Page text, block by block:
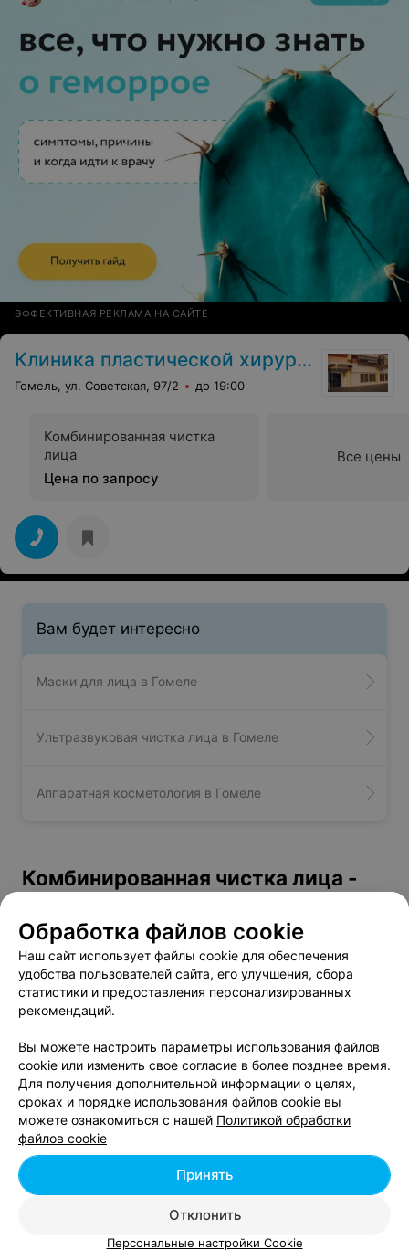
ЭФФЕКТИВНАЯ РЕКЛАМА НА САЙТЕ
Клиника пластической хирургии
Гомель, ул. Советская, 97/2 до 19:00
Комбинированная чистка
лица
Цена по запросу
Все цены
Вам будет интересно
Маски для лица в Гомеле
Ультразвуковая чистка лица в Гомеле
Аппаратная косметология в Гомеле
Комбинированная чистка лица -
Комбинированная чистка лица
от 40 руб.
Чистка лица
от 32 руб.
Чистка лица в смешанной технике
от 50 руб.
Добавить компанию
Добавить специалиста
Обработка файлов cookie
Наш сайт использует файлы cookie для обеспечения
удобства пользователей сайта, его улучшения, сбора
статистики и предоставления персонализированных
рекомендаций.
Вы можете настроить параметры использования файлов
cookie или изменить свое согласие в более позднее время.
Для получения дополнительной информации о целях,
сроках и порядке использования файлов cookie вы
можете ознакомиться с нашей Политикой обработки
файлов cookie
Отклонить
Принять
Персональные настройки Cookie